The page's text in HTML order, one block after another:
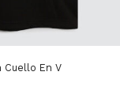
Cuello En V